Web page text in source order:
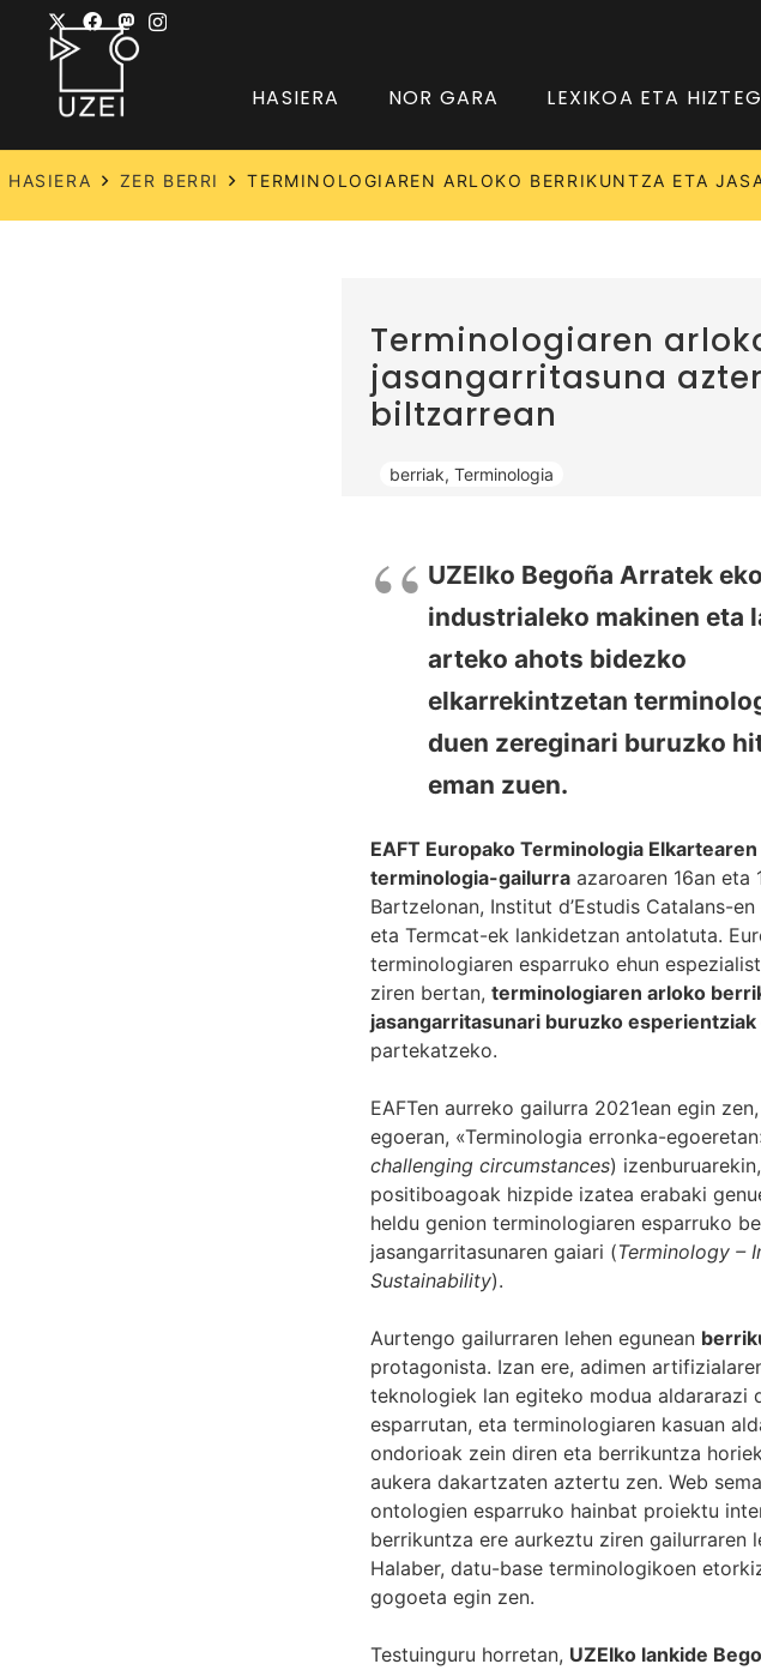
HASIERA NOR GARA LEXIKOA ETA
HASIERA ZER BERRI TERMINOLOGIAREN ARLOKO BERRIKUNTZA ETA
Terminologiaren
jasangarritasuna
biltzarrean
berriak, Terminologia
UZEIko Begoña Arratek
industrialeko makinen eta
arteko ahots bidezko
elkarrekintzetan
duen zereginari buruzko
eman zuen.
EAFT Europako Terminologia
terminologia-gailurraazaroaren 16an eta
Bartzelonan, Institut d’Estudis Catalans-
eta Termcat-ek lankidetzan antolatuta.
terminologiaren esparruko ehun
ziren bertan, terminologiaren arloko
jasangarritasunari buruzko
partekatzeko.
EAFTen aurreko gailurra 2021ean egin
egoeran, «Terminologia erronka-
challenging circumstances)
positiboagoak hizpide izatea erabaki
heldu genion terminologiaren esparruko
jasangarritasunaren gaiari (Terminology –
Sustainability).
Aurtengo gailurraren lehen egunean
protagonista. Izan ere, adimen
teknologiek lan egiteko modua aldararazi
esparrutan, eta terminologiaren kasuan
ondorioak zein diren eta berrikuntza
aukera dakartzaten aztertu zen. Web
ontologien esparruko hainbat proiektu
berrikuntza ere aurkeztu ziren gailurraren
Halaber, datu-base terminologikoen
gogoeta egin zen.
Testuinguru horretan, UZEIko lankide